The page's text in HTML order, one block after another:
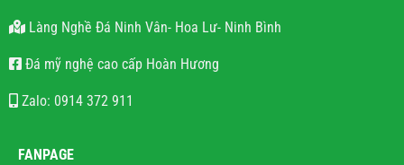
Làng Nghề Đá Ninh Vân- Hoa Lư- Ninh Bình
Đá mỹ nghệ cao cấp Hoàn Hương
Zalo: 0914 372 911
FANPAGE